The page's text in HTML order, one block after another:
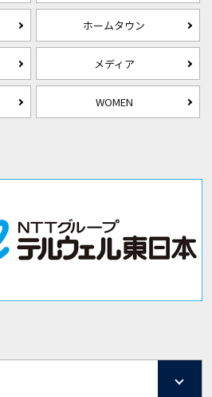
ホームタウン
メディア
WOMEN